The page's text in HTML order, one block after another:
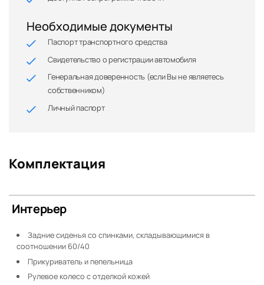
Необходимые документы
Паспорт транспортного средства
Свидетельство о регистрации автомобиля
Генеральная доверенность (если Вы не являетесь
собственником)
Личный паспорт
Комплектация
Интерьер
Задние сиденья со спинками, складывающимися в
соотношении 60/40
Прикуриватель и пепельница
Рулевое колесо с отделкой кожей